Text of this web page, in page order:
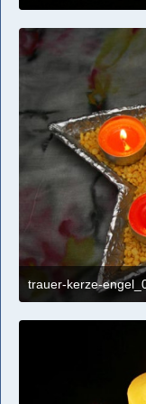
4. April
trauer-kerze-
4. April